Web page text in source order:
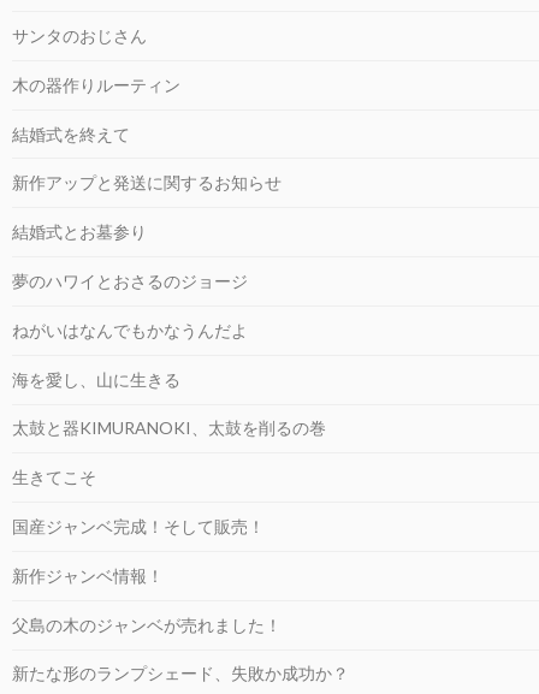
サンタのおじさん
木の器作りルーティン
結婚式を終えて
新作アップと発送に関するお知らせ
結婚式とお墓参り
夢のハワイとおさるのジョージ
ねがいはなんでもかなうんだよ
海を愛し、山に生きる
太鼓と器KIMURANOKI、太鼓を削るの巻
生きてこそ
国産ジャンベ完成！そして販売！
新作ジャンベ情報！
父島の木のジャンベが売れました！
新たな形のランプシェード、失敗か成功か？